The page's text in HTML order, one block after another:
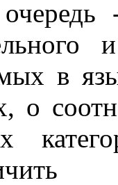
в
о